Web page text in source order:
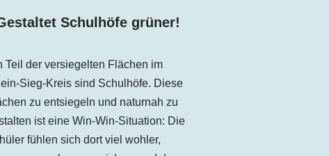
Schulhöfe grüner!
Teil der versiegelten Flächen im
Sieg-Kreis sind Schulhöfe. Diese
zu entsiegeln und naturnah zu
ist eine Win-Win-Situation: Die
fühlen sich dort viel wohler,